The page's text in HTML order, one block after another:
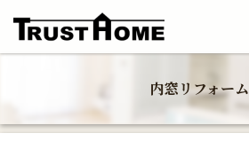
玄関リフォーム
内窓リフォーム